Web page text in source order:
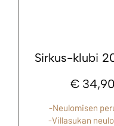
Sirkus-klubi
€ 34,90
-Neulomisen
-Villasukan